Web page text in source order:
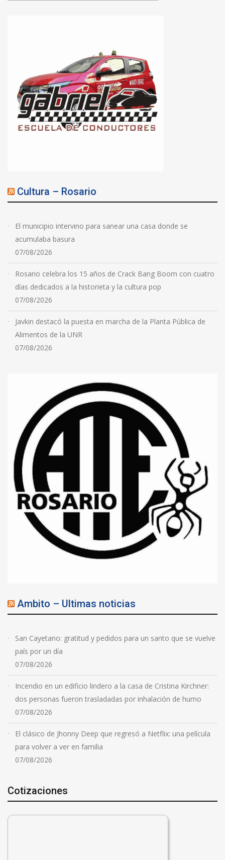
Cultura – Rosario
El municipio intervino para sanear una casa donde se
acumulaba basura
07/08/2026
Rosario celebra los 15 años de Crack Bang Boom con cuatro
días dedicados a la historieta y la cultura pop
07/08/2026
Javkin destacó la puesta en marcha de la Planta Pública de
Alimentos de la UNR
07/08/2026
Ambito – Ultimas noticias
San Cayetano: gratitud y pedidos para un santo que se vuelve
país por un día
07/08/2026
Incendio en un edificio lindero a la casa de Cristina Kirchner:
dos personas fueron trasladadas por inhalación de humo
07/08/2026
El clásico de Jhonny Deep que regresó a Netflix: una película
para volver a ver en familia
07/08/2026
Cotizaciones